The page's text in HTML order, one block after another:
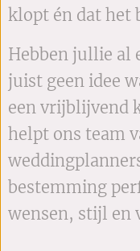
klopt én dat het
Hebben jullie al
juist geen idee
een vrijblijvend
helpt ons team
bestemming
wensen, stijl en